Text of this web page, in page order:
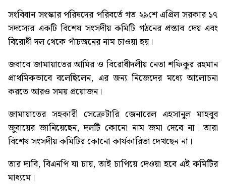
সংবিধান সংস্কার পরিষদের পরিবর্তে গত ২৯শে এপ্রিল সরকার ১৭
সদস্যের একটি বিশেষ সংসদীয় কমিটি গঠনের প্রস্তাব দেয় এবং
বিরোধী দল থেকে পাঁচজনের নাম চাওয়া হয়।
জবাবে জামায়াতের আমির ও বিরোধীদলীয় নেতা শফিকুর রহমান
প্রাথমিকভাবে বলেছিলেন, এর জন্য নিজেদের মধ্যে আলোচনা
করতে আরও সময় প্রয়োজন।
জামায়াতের সহকারী সেক্রেটারি জেনারেল এহসানুল মাহবুব
জুবায়ের জানিয়েছেন, দলটি কোনো নাম জমা দেবে না। তারা
বিশেষ সংসদীয় কমিটির কোনো কার্যকারিতা দেখছেন না।
তার দাবি, বিএনপি যা চায়, তাই চাপিয়ে দেওয়া হবে এই কমিটির
মাধ্যমে।